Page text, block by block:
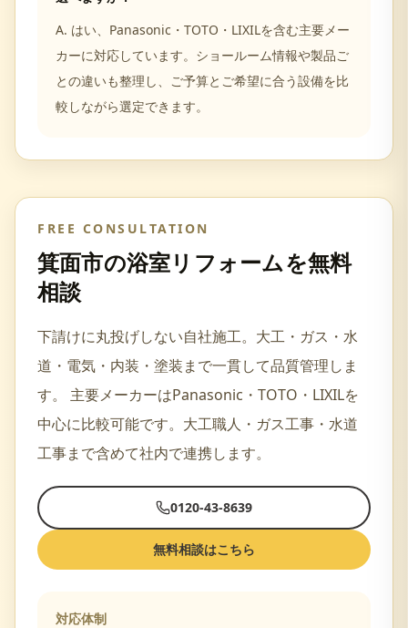
A. はい、Panasonic・TOTO・LIXILを含む主要メー
カーに対応しています。ショールーム情報や製品ご
との違いも整理し、ご予算とご希望に合う設備を比
較しながら選定できます。
FREE CONSULTATION
箕面市の浴室リフォームを無料
相談
下請けに丸投げしない自社施工。大工・ガス・水
道・電気・内装・塗装まで一貫して品質管理しま
す。
主要メーカーはPanasonic・TOTO・LIXILを
中心に比較可能です。 大工職人・ガス工事・水道
工事まで含めて社内で連携します。
0120-43-8639
無料相談はこちら
対応体制